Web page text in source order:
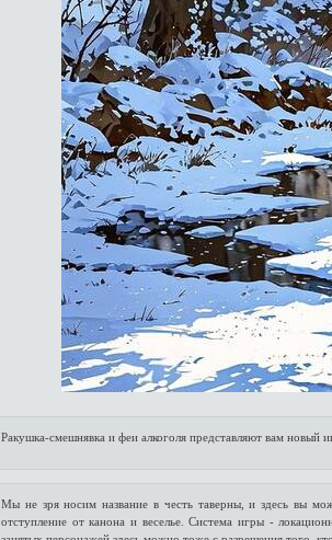
Ракушка-смешнявка и феи алкоголя представляют вам новый
Мы не зря носим название в честь таверны, и здесь вы
отступление от канона и веселье. Система игры -